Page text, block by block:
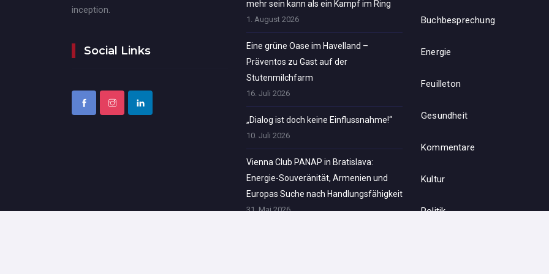
inception.
Social Links
mehr sein kann als ein Kampf im Ring
1. August 2026
Eine grüne Oase im Havelland –
Präventos zu Gast auf der
Stutenmilchfarm
16. Juli 2026
„Dialog ist doch keine Einflussnahme!“
10. Juli 2026
Vienna Club PANAP in Bratislava:
Energie-Souveränität, Armenien und
Europas Suche nach Handlungsfähigkeit
31. Mai 2026
Buchbesprechung
Energie
Feuilleton
Gesundheit
Kommentare
Kultur
Politik